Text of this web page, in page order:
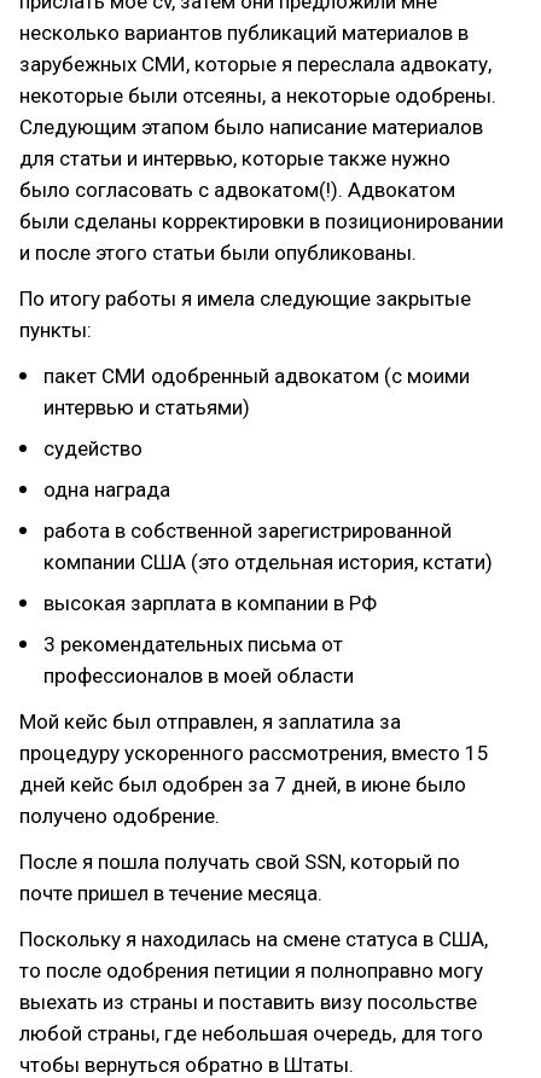
несколько вариантов публикаций материалов в
зарубежных СМИ, которые я переслала адвокату,
некоторые были отсеяны, а некоторые одобрены.
Следующим этапом было написание материалов
для статьи и интервью, которые также нужно
было согласовать с адвокатом(!). Адвокатом
были сделаны корректировки в позиционировании
и после этого статьи были опубликованы.
По итогу работы я имела следующие закрытые
пункты:
пакет СМИ одобренный адвокатом (с моими
интервью и статьями)
судейство
одна награда
работа в собственной зарегистрированной
компании США (это отдельная история, кстати)
высокая зарплата в компании в РФ
3 рекомендательных письма от
профессионалов в моей области
Мой кейс был отправлен, я заплатила за
процедуру ускоренного рассмотрения, вместо 15
дней кейс был одобрен за 7 дней, в июне было
получено одобрение.
После я пошла получать свой SSN, который по
почте пришел в течение месяца.
Поскольку я находилась на смене статуса в США,
то после одобрения петиции я полноправно могу
выехать из страны и поставить визу посольстве
любой страны, где небольшая очередь, для того
чтобы вернуться обратно в Штаты.